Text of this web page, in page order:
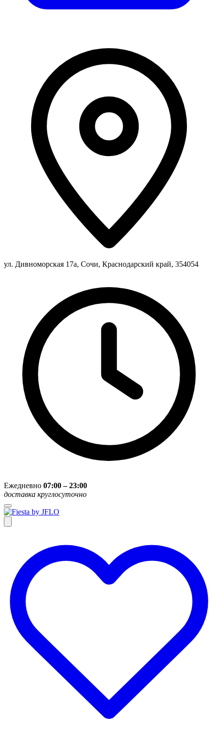
ул. Дивноморская 17а, Сочи, Краснодарский край, 354054
Ежедневно 07:00 – 23:00
доставка круглосуточно